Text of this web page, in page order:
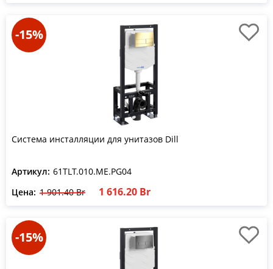
-15%
Система инсталляции для унитазов Dill
Артикул: 61TLT.010.ME.PG04
Цена: 1 901.40 Br 1 616.20 Br
-15%